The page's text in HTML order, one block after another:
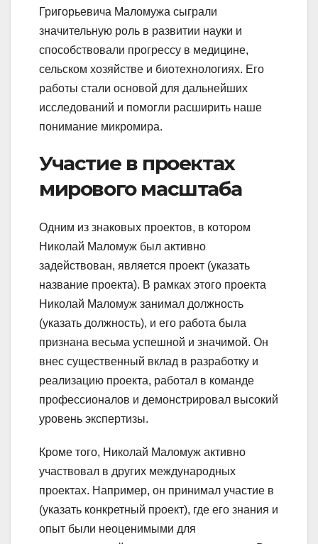
Григорьевича Маломужа сыграли
значительную роль в развитии науки и
способствовали прогрессу в медицине,
сельском хозяйстве и биотехнологиях. Его
работы стали основой для дальнейших
исследований и помогли расширить наше
понимание микромира.
Участие в проектах
мирового масштаба
Одним из знаковых проектов, в котором
Николай Маломуж был активно
задействован, является проект (указать
название проекта). В рамках этого проекта
Николай Маломуж занимал должность
(указать должность), и его работа была
признана весьма успешной и значимой. Он
внес существенный вклад в разработку и
реализацию проекта, работал в команде
профессионалов и демонстрировал высокий
уровень экспертизы.
Кроме того, Николай Маломуж активно
участвовал в других международных
проектах. Например, он принимал участие в
(указать конкретный проект), где его знания и
опыт были неоценимыми для